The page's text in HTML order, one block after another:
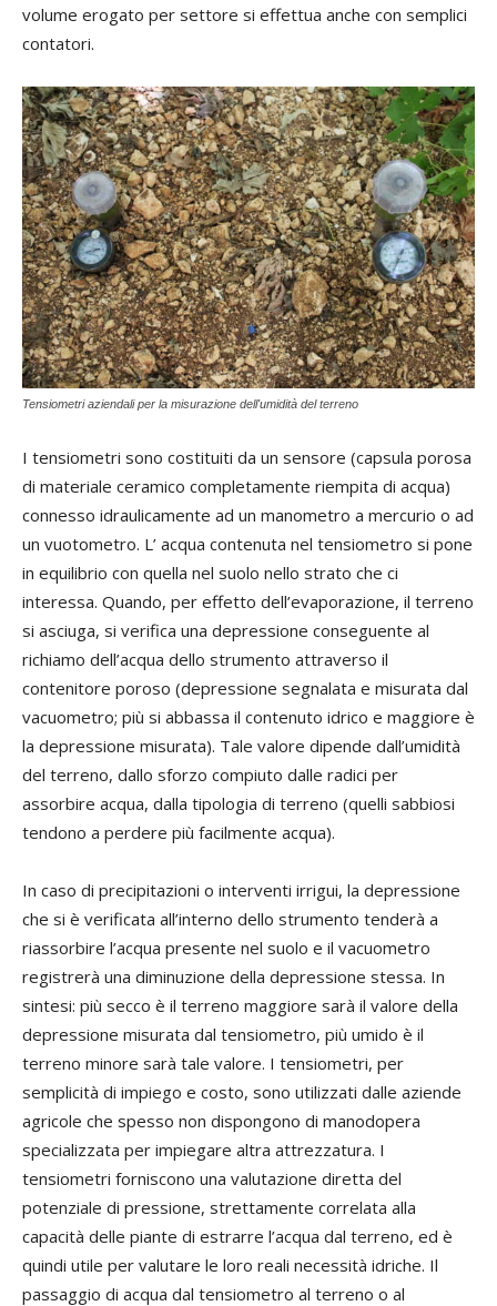
volume erogato per settore si effettua anche con semplici
contatori.
Tensiometri aziendali per la misurazione dell'umidità del terreno
I tensiometri sono costituiti da un sensore (capsula porosa
di materiale ceramico completamente riempita di acqua)
connesso idraulicamente ad un manometro a mercurio o ad
un vuotometro. L’ acqua contenuta nel tensiometro si pone
in equilibrio con quella nel suolo nello strato che ci
interessa. Quando, per effetto dell’evaporazione, il terreno
si asciuga, si verifica una depressione conseguente al
richiamo dell’acqua dello strumento attraverso il
contenitore poroso (depressione segnalata e misurata dal
vacuometro; più si abbassa il contenuto idrico e maggiore è
la depressione misurata). Tale valore dipende dall’umidità
del terreno, dallo sforzo compiuto dalle radici per
assorbire acqua, dalla tipologia di terreno (quelli sabbiosi
tendono a perdere più facilmente acqua).
In caso di precipitazioni o interventi irrigui, la depressione
che si è verificata all’interno dello strumento tenderà a
riassorbire l’acqua presente nel suolo e il vacuometro
registrerà una diminuzione della depressione stessa. In
sintesi: più secco è il terreno maggiore sarà il valore della
depressione misurata dal tensiometro, più umido è il
terreno minore sarà tale valore. I tensiometri, per
semplicità di impiego e costo, sono utilizzati dalle aziende
agricole che spesso non dispongono di manodopera
specializzata per impiegare altra attrezzatura. I
tensiometri forniscono una valutazione diretta del
potenziale di pressione, strettamente correlata alla
capacità delle piante di estrarre l’acqua dal terreno, ed è
quindi utile per valutare le loro reali necessità idriche. Il
passaggio di acqua dal tensiometro al terreno o al